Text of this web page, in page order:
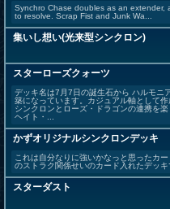
Synchro Chase doubles as an extender,
to resolve. Scrap Fist and Junk Wa...
集いし想い(光来型シンクロン)
スターローズクォーツ
デッキ名は7月7日の誕生石から ハルモニ
築になっています。カジュアル軸として
シンクロンとローズ・ドラゴンの連携を
ヘイト・...
かずオリジナルシンクロンデッキ
これは自分なりに強いかなっと思ったカ
のストラク関係せいのカード入れたデッキ
スターダスト